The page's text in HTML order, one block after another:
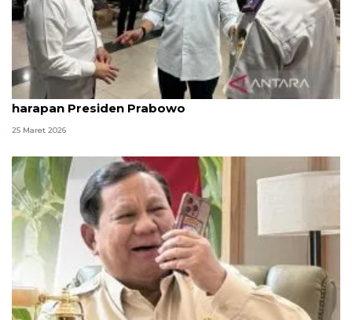
Seskab Teddy sebut angkutan Lebaran sesuai
harapan Presiden Prabowo
25 Maret 2026